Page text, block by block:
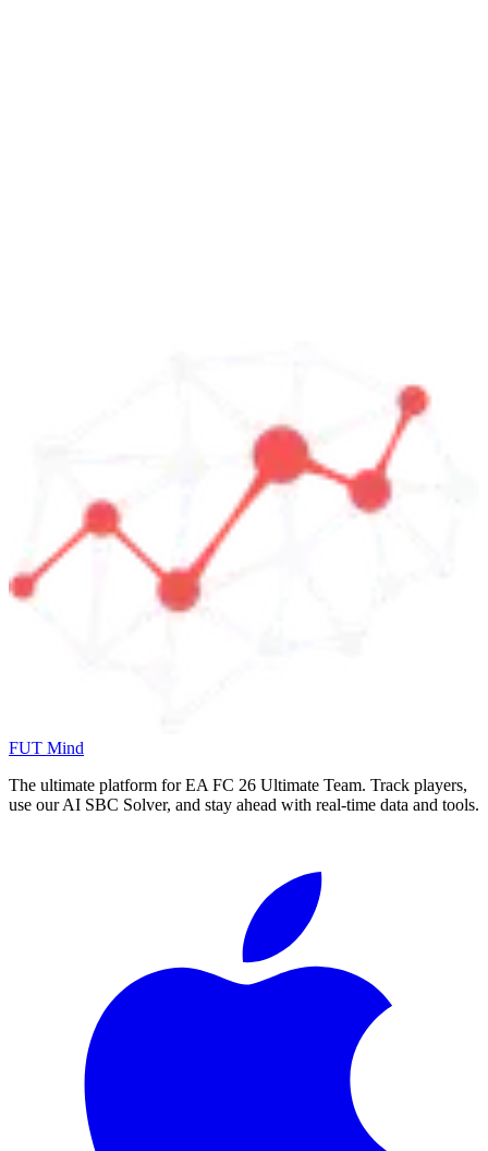
FUT Mind
The ultimate platform for EA FC 26 Ultimate Team. Track players,
use our AI SBC Solver, and stay ahead with real-time data and tools.